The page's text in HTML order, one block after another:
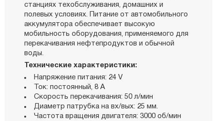
станциях техобслуживания, домашних и
полевых условиях. Питание от автомобильного
аккумулятора обеспечивает высокую
мобильность оборудования, применяемого для
перекачивания нефтепродуктов и обычной
воды.
Технические характеристики:
Напряжение питания: 24 V
Ток: постоянный, 8 А
Скорость перекачивания: 50 л/мин
Диаметр патрубка на вх/вых: 25 мм.
Частота вращения двигателя: 3000 об/мин